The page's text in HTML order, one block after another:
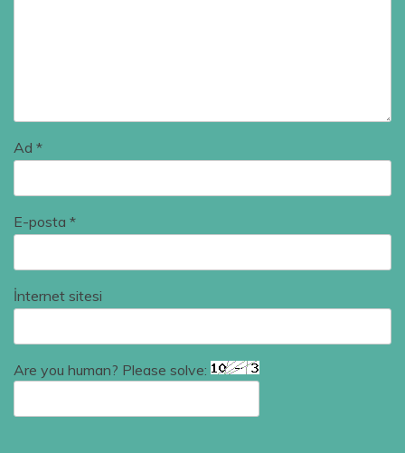
Ad *
E-posta *
İnternet sitesi
Are you human? Please solve: